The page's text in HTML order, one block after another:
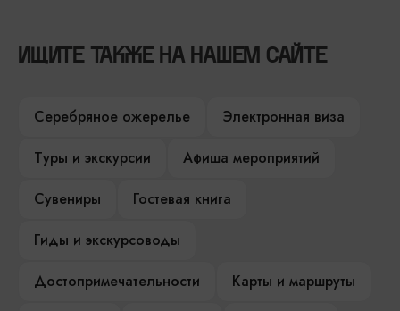
ИЩИТЕ ТАКЖЕ НА НАШЕМ САЙТЕ
Серебряное ожерелье
Электронная виза
Туры и экскурсии
Афиша мероприятий
Сувениры
Гостевая книга
Гиды и экскурсоводы
Достопримечательности
Карты и маршруты